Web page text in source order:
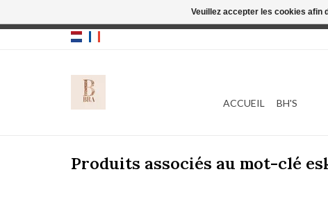
ACCUEIL BH'S
Produits associés au mot-clé
Veuillez accepter les cookies afin
Cette boutique